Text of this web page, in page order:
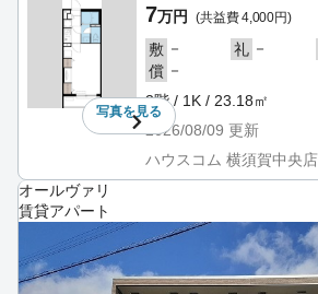
写真を見る
7万円 (共益費 4,000円)
敷 － 礼 －
償 －
3階 / 1K / 23.18㎡
2026/08/09 更新
ハウスコム 横須賀中央店
オールヴァリ
賃貸アパート